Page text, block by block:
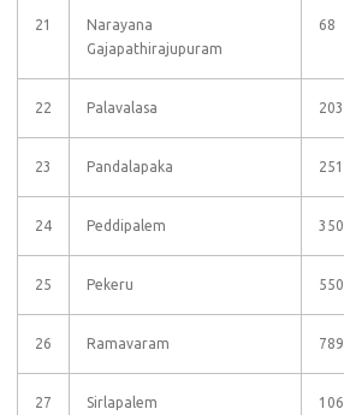
21
Narayana
Gajapathirajupuram
68
22 Palavalasa 203
23 Pandalapaka 251
24 Peddipalem 350
25 Pekeru 550
26 Ramavaram 789
27 Sirlapalem 106